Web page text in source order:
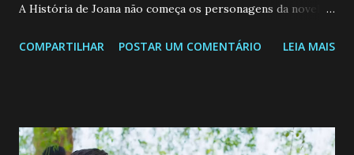
A História de Joana não começa os personagens da novela?
de 25/05/26 a 31/05/26 JOANA GUADALUPE (Camila
permanecer virgem até encontrar o homem que realmente
COMPARTILHAR POSTAR UM COMENTÁRIO LEIA MAIS